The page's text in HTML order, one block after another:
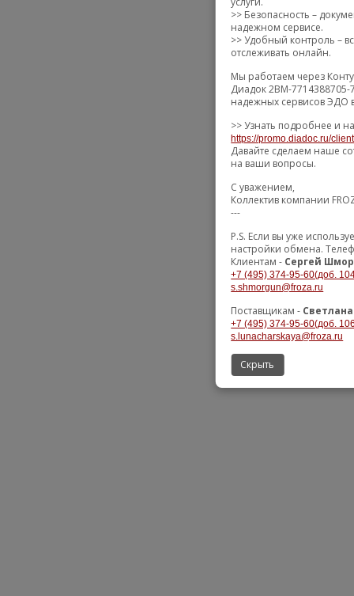
>> Безопасность –
надежном сервисе.
>> Удобный контроль –
отслеживать онлайн.
Мы работаем через
Диадок 2BM-
надежных сервисов ЭДО
>> Узнать подробнее и
https://promo.diadoc.ru/
Давайте сделаем наше
на ваши вопросы.
С уважением,
Коллектив компании
---
P.S. Если вы уже
настройки обмена.
Клиентам - Сергей
+7 (495) 374-95-60(доб.
s.shmorgun@froza.ru
Поставщикам -
+7 (495) 374-95-60(доб.
s.lunacharskaya@froza.ru
Скрыть